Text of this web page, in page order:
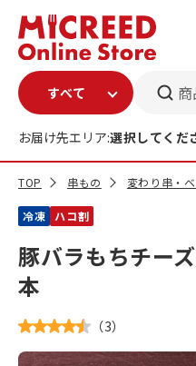
お届け先エリア:選択してくだ
TOP 串もの 変わり串・
冷凍 ハコ割
豚バラもちチー
本
（3）